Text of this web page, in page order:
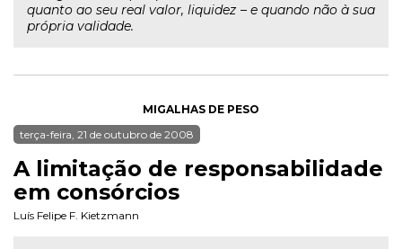
quanto ao seu real valor, liquidez – e quando não à sua
própria validade.
MIGALHAS DE PESO
terça-feira, 21 de outubro de 2008
A limitação de responsabilidade
em consórcios
Luís Felipe F. Kietzmann